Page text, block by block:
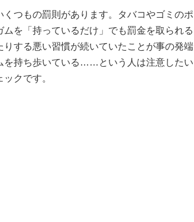
つもの罰則があります。タバコやゴミのポ
を「持っているだけ」でも罰金を取られる
する悪い習慣が続いていたことが事の発端
を持ち歩いている……という人は注意したい
クです。